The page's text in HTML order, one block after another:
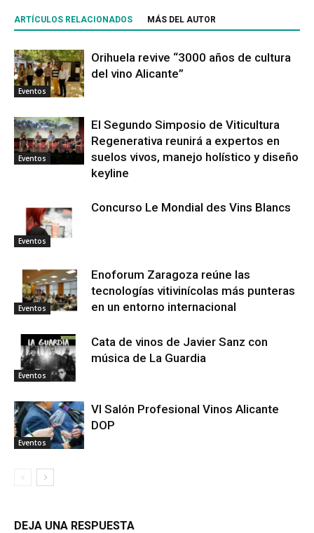
ARTÍCULOS RELACIONADOS MÁS DEL AUTOR
Eventos
Orihuela revive “3000 años de cultura
del vino Alicante”
Eventos
El Segundo Simposio de Viticultura
Regenerativa reunirá a expertos en
suelos vivos, manejo holístico y diseño
keyline
Eventos
Concurso Le Mondial des Vins Blancs
Eventos
Enoforum Zaragoza reúne las
tecnologías vitivinícolas más punteras
en un entorno internacional
Eventos
Cata de vinos de Javier Sanz con
música de La Guardia
Eventos
VI Salón Profesional Vinos Alicante
DOP
DEJA UNA RESPUESTA